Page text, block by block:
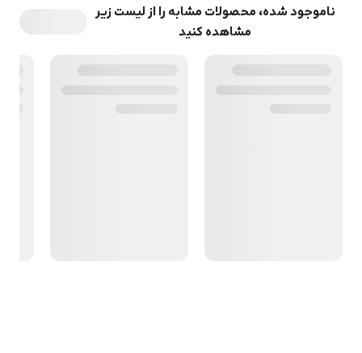
ناموجود شده، محصولات مشابه را از لیست زیر
مشاهده کنید